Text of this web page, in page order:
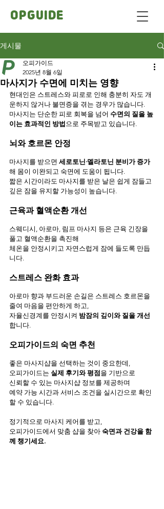
OPGUIDE
게시물
마사지가 수면에 미치는 영향
오피가이드
2025년 8월 6일
현대인은 스트레스와 피로로 인해 충분히 자도 개
운하지 않거나 불면증을 겪는 경우가 많습니다.
마사지는 단순한 피로 회복을 넘어 수면의 질을 높
이는 효과적인 방법 으로 주목받고 있습니다.
뇌와 호르몬 안정
마사지를 받으면 세로토닌·멜라토닌 분비가 증가
해 몸이 이완되고 숙면에 도움이 됩니다.
짧은 시간이라도 마사지를 받은 날은 쉽게 잠들고
깊은 잠을 유지할 가능성이 높습니다.
근육과 혈액순환 개선
스웨디시, 아로마, 림프 마사지 등은 근육 긴장을
풀고 혈액순환을 촉진해
체온을 안정시키고 자연스럽게 잠에 들도록 만듭
니다.
스트레스 완화 효과
아로마 향과 부드러운 손길은 스트레스 호르몬을
줄여 마음을 편안하게 하고,
자율신경계를 안정시켜 밤잠의 깊이와 질을 개선
합니다.
오피가이드의 숙면 추천
좋은 마사지샵을 선택하는 것이 중요한데,
오피가이드는 실제 후기와 평점 을 기반으로
신뢰할 수 있는 마사지샵 정보를 제공하며
예약 가능 시간과 서비스 조건을 실시간으로 확인
할 수 있습니다.
정기적으로 마사지 케어를 받고,
오피가이드에서 맞춤 샵을 찾아 숙면과 건강을 함
께 챙기세요.